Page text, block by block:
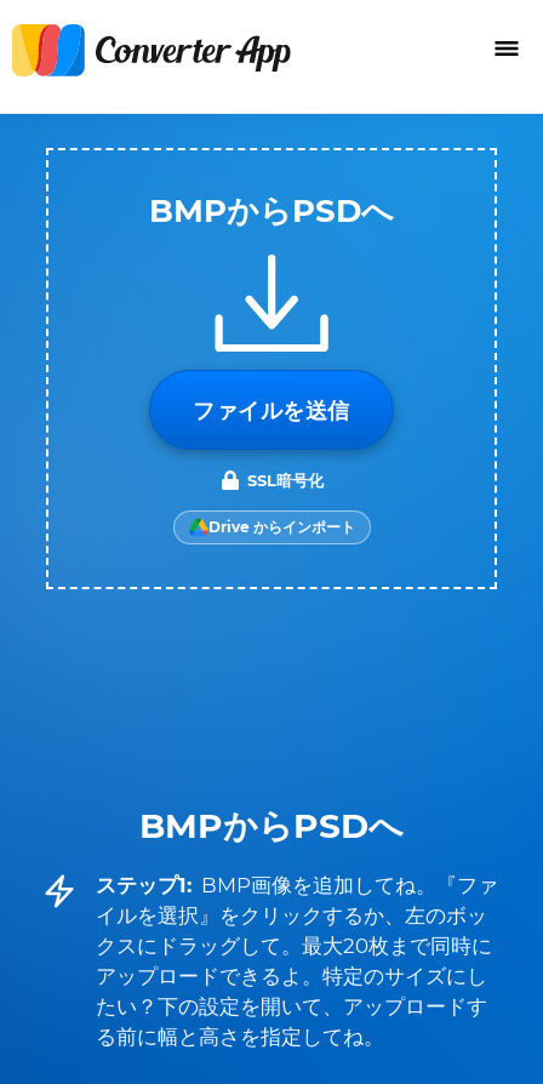
BMPからPSDへ
ステップ1: BMP画像を追加してね。『ファ
イルを選択』をクリックするか、左のボッ
クスにドラッグして。最大20枚まで同時に
アップロードできるよ。特定のサイズにし
たい？下の設定を開いて、アップロードす
る前に幅と高さを指定してね。
BMPからPSDへ
ファイルを送信
SSL暗号化
Drive からインポート